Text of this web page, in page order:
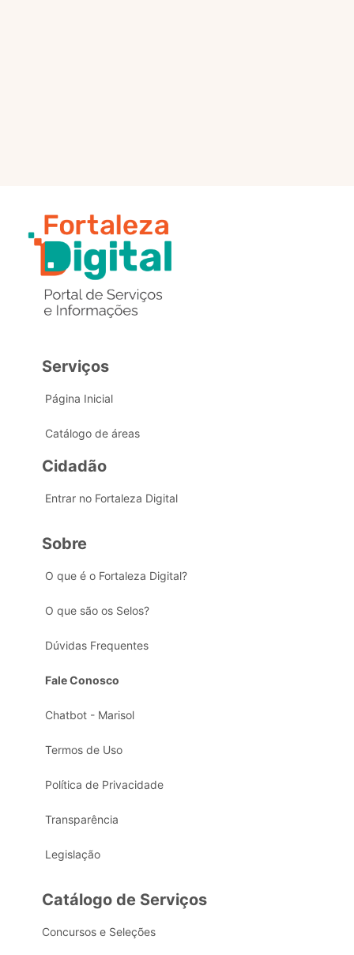
Serviços
Página Inicial
Catálogo de áreas
Cidadão
Entrar no Fortaleza Digital
Sobre
O que é o Fortaleza Digital?
O que são os Selos?
Dúvidas Frequentes
Fale Conosco
Chatbot - Marisol
Termos de Uso
Política de Privacidade
Transparência
Legislação
Catálogo de Serviços
Concursos e Seleções